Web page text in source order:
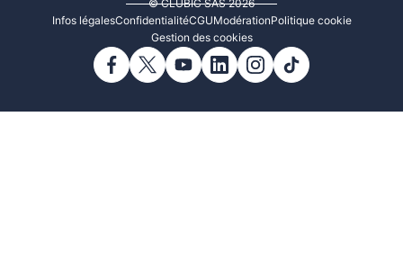
© CLUBIC SAS 2026
Infos légalesConfidentialitéCGUModérationPolitique cookie
Gestion des cookies